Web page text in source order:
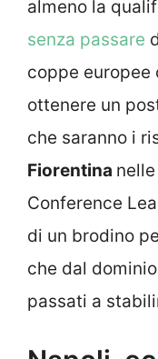
almeno la
senza passare
coppe europee
ottenere un
che saranno i
Fiorentina
Conference
di un brodino
che dal
passati a